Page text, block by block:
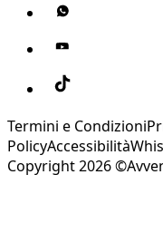
Termini e Condizioni
PolicyAccessibilità
Copyright 2026